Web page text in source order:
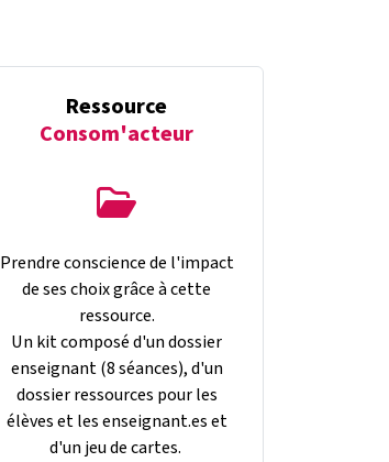
Ressource
Consom'acteur
Prendre conscience de l'impact
de ses choix grâce à cette
ressource.
Un kit composé d'un dossier
enseignant (8 séances), d'un
dossier ressources pour les
élèves et les enseignant.es et
d'un jeu de cartes.